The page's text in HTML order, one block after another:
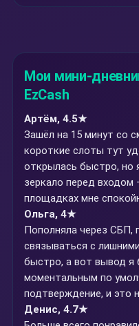
Мои мини-
EzCash
Артём, 4.5★
Зашёл на 15 минут со
короткие слоты тут
открылась быстро, но
зеркало перед входом
площадках мне
Ольга, 4★
Пополняла через СБП,
связываться с
быстро, а вот вывод я
моментальным по
подтверждение, и это
Денис, 4.7★